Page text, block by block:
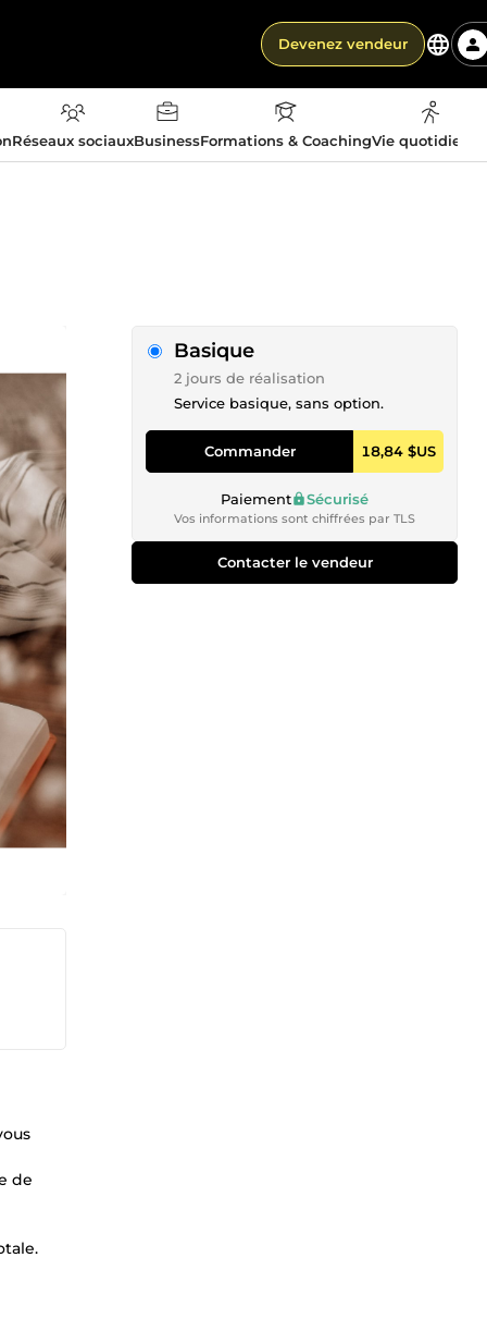
Devenez vendeur
Réseaux sociauxBusinessFormations & CoachingVie
de
Basique
2 jours de réalisation
Service basique, sans option.
Commander 18,84 $US
Paiement Sécurisé
Vos informations sont chiffrées par TLS
Contacter le vendeur